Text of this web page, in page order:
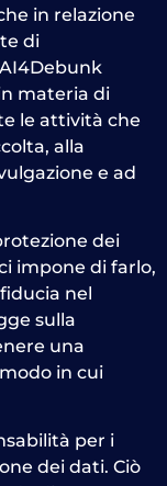
in relazione
di
materia di
le attività che
alla
e ad
dei
impone di farlo,
nel
sulla
una
in cui
per i
dei dati. Ciò